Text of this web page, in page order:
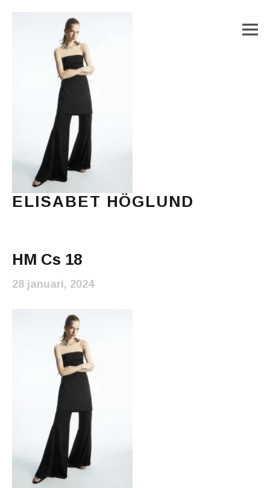
ELISABET HÖGLUND
HM Cs 18
28 januari, 2024